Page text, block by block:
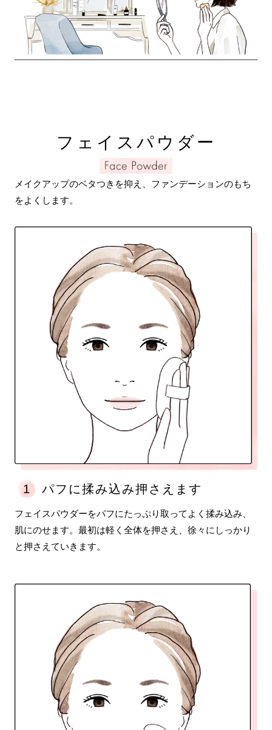
フェイスパウダー
メイクアップのベタつきを抑え、ファンデーションのもち
をよくします。
1 パフに揉み込み押さえます
フェイスパウダーをパフにたっぷり取ってよく揉み込み、
肌にのせます。最初は軽く全体を押さえ、徐々にしっかり
と押さえていきます。